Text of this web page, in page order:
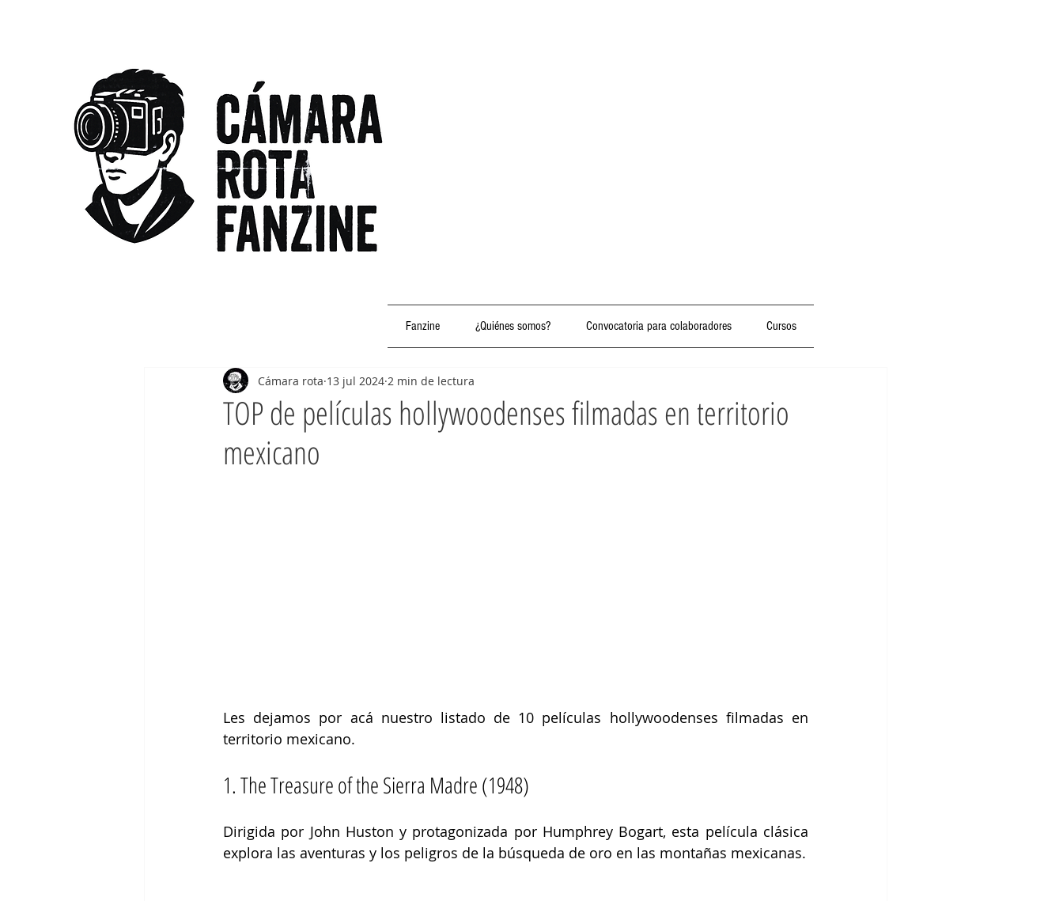
Fanzine ¿Quiénes somos? Convocatoria para colaboradores Cursos
TOP de películas hollywoodenses filmadas en territorio
mexicano
Cámara rota 13 jul 2024 2 min de lectura
Les dejamos por acá nuestro listado de 10 películas hollywoodenses filmadas en
territorio mexicano.
1. The Treasure of the Sierra Madre (1948)
Dirigida por John Huston y protagonizada por Humphrey Bogart, esta película clásica
explora las aventuras y los peligros de la búsqueda de oro en las montañas mexicanas.